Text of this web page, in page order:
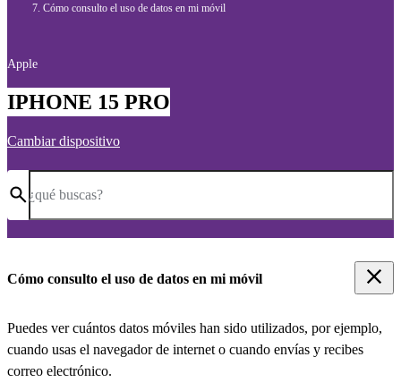
Cómo consulto el uso de datos en mi móvil
Apple
IPHONE 15 PRO
Cambiar dispositivo
¿qué buscas?
Cómo consulto el uso de datos en mi móvil
Puedes ver cuántos datos móviles han sido utilizados, por ejemplo,
cuando usas el navegador de internet o cuando envías y recibes
correo electrónico.